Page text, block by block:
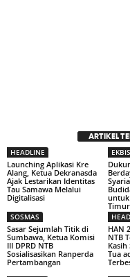
ARTIKEL
HEADLINE
Launching Aplikasi Kre
Alang, Ketua Dekranasda
Ajak Lestarikan Identitas
Tau Samawa Melalui
Digitalisasi
EKBIS
Timur
SOSMAS
Sasar Sejumlah Titik di
Sumbawa, Ketua Komisi
III DPRD NTB
Sosialisasikan Ranperda
Pertambangan
HAN
NTB
Kasih
Tua